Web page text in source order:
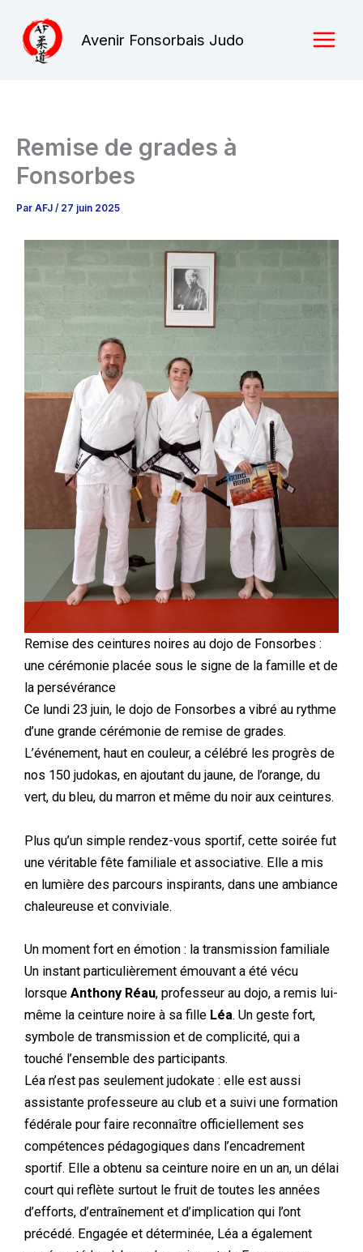
contenu
Avenir Fonsorbais Judo
Remise de grades à
Fonsorbes
Par AFJ / 27 juin 2025
Remise des ceintures noires au dojo de Fonsorbes :
une cérémonie placée sous le signe de la famille et de
la persévérance
Ce lundi 23 juin, le dojo de Fonsorbes a vibré au rythme
d’une grande cérémonie de remise de grades.
L’événement, haut en couleur, a célébré les progrès de
nos 150 judokas, en ajoutant du jaune, de l’orange, du
vert, du bleu, du marron et même du noir aux ceintures.
Plus qu’un simple rendez-vous sportif, cette soirée fut
une véritable fête familiale et associative. Elle a mis
en lumière des parcours inspirants, dans une ambiance
chaleureuse et conviviale.
Un moment fort en émotion : la transmission familiale
Un instant particulièrement émouvant a été vécu
lorsque Anthony Réau, professeur au dojo, a remis lui-
même la ceinture noire à sa fille Léa. Un geste fort,
symbole de transmission et de complicité, qui a
touché l’ensemble des participants.
Léa n’est pas seulement judokate : elle est aussi
assistante professeure au club et a suivi une formation
fédérale pour faire reconnaître officiellement ses
compétences pédagogiques dans l’encadrement
sportif. Elle a obtenu sa ceinture noire en un an, un délai
court qui reflète surtout le fruit de toutes les années
d’efforts, d’entraînement et d’implication qui l’ont
précédé. Engagée et déterminée, Léa a également